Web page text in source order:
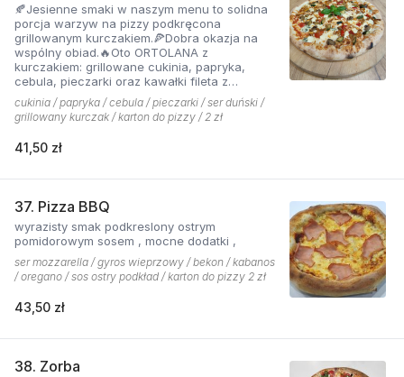
🍂Jesienne smaki w naszym menu to solidna
porcja warzyw na pizzy podkręcona
grillowanym kurczakiem.🍕Dobra okazja na
wspólny obiad.🔥Oto ORTOLANA z
kurczakiem: grillowane cukinia, papryka,
cebula, pieczarki oraz kawałki fileta z
dodatkiem sera z niebieską pleśnią.
cukinia / papryka / cebula / pieczarki / ser duński /
grillowany kurczak / karton do pizzy / 2 zł
41,50 zł
37. Pizza BBQ
wyrazisty smak podkreslony ostrym
pomidorowym sosem , mocne dodatki ,
ser mozzarella / gyros wieprzowy / bekon / kabanos
/ oregano / sos ostry podkład / karton do pizzy 2 zł
43,50 zł
38. Zorba